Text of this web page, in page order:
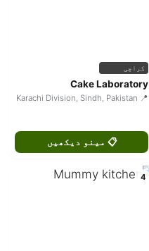
کراچی
Cake Laboratory
📍 Karachi Division, Sindh, Pakistan
📋 مینو دیکھیں
4